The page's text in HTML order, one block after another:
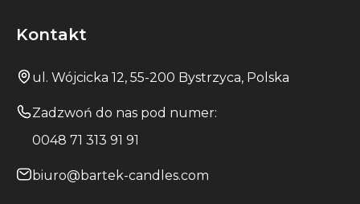
Kontakt
ul. Wójcicka 12, 55-200 Bystrzyca, Polska
Zadzwoń do nas pod numer:
0048 71 313 91 91
biuro@bartek-candles.com